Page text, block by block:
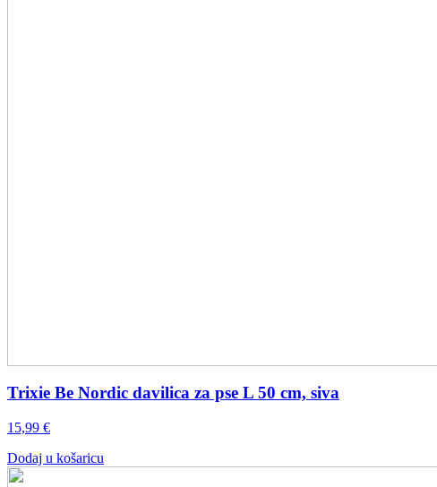
Trixie Be Nordic davilica za pse L 50 cm, siva
15,99 €
Dodaj u košaricu